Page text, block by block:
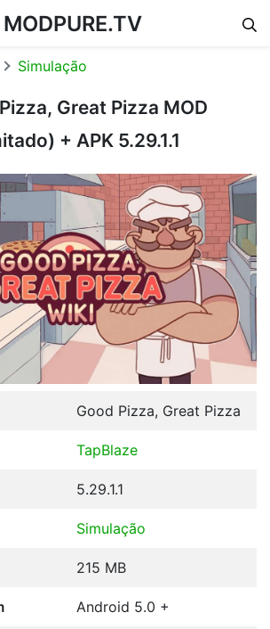
MODPURE.TV
Simulação
Great Pizza MOD
+ APK 5.29.1.1
Good Pizza, Great Pizza
TapBlaze
5.29.1.1
Simulação
215 MB
Android 5.0 +